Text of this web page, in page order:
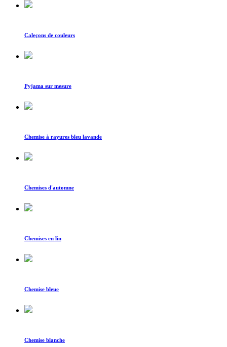
Caleçons de couleurs
Pyjama sur mesure
Chemise à rayures bleu lavande
Chemises d'automne
Chemises en lin
Chemise bleue
Chemise blanche